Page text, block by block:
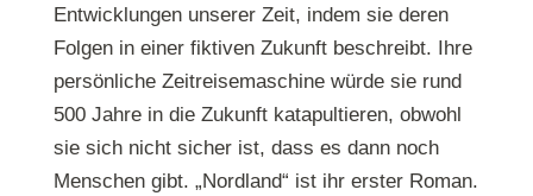
Entwicklungen unserer Zeit, indem sie deren
Folgen in einer fiktiven Zukunft beschreibt. Ihre
persönliche Zeitreisemaschine würde sie rund
500 Jahre in die Zukunft katapultieren, obwohl
sie sich nicht sicher ist, dass es dann noch
Menschen gibt. „Nordland“ ist ihr erster Roman.